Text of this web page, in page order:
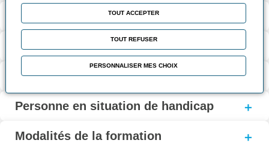
Coût et financement
Modalités d'inscription
Personne en situation de handicap
Modalités de la formation
TOUT ACCEPTER
TOUT REFUSER
PERSONNALISER MES CHOIX